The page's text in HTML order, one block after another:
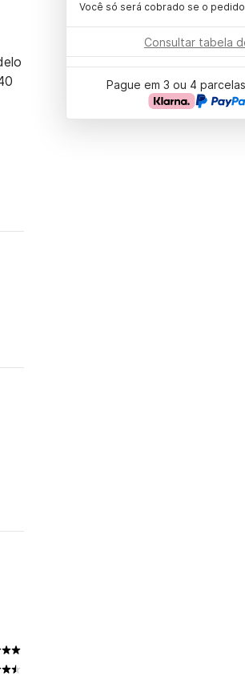
Você só será cobrado se o
Consultar tabela
Pague em 3 ou 4